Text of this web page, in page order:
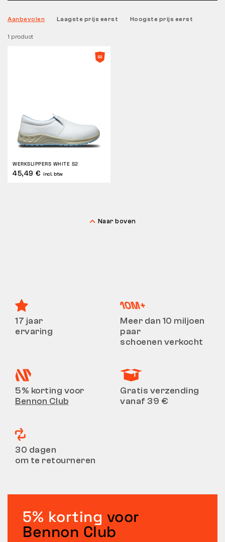
BENNON-LABORATORIUM
WINKEL MET BISTRO
CONTACT
1 product
Aanbevolen Laagste prijs eerst Hoogste prijs eerst
WERKSLIPPERS WHITE S2
45,49 € incl. btw
Naar boven
17 jaar
ervaring
Meer dan 10 miljoen
paar
schoenen verkocht
5% korting voor
Bennon Club
Gratis verzending
vanaf 39 €
30 dagen
om te retourneren
5% korting voor
Bennon Club